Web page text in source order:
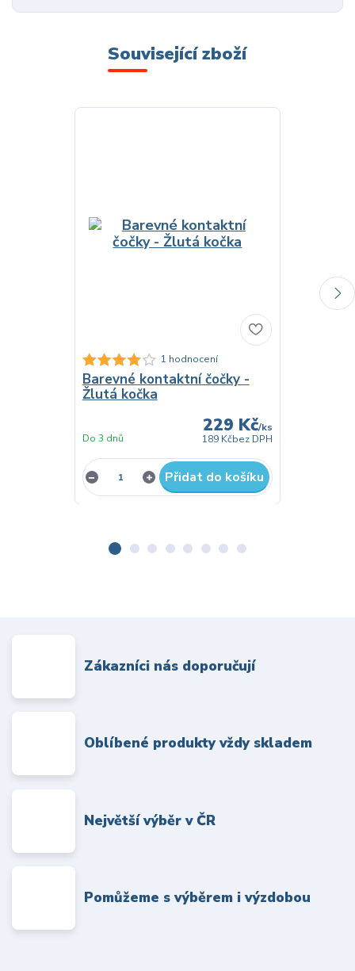
Související zboží
1 hodnocení
Barevné kontaktní čočky -
Žlutá kočka
229 Kč/ks
189 Kčbez DPH
Do 3 dnů
Přidat do košíku
Zákazníci nás doporučují
Oblíbené produkty vždy skladem
Největší výběr v ČR
Pomůžeme s výběrem i výzdobou